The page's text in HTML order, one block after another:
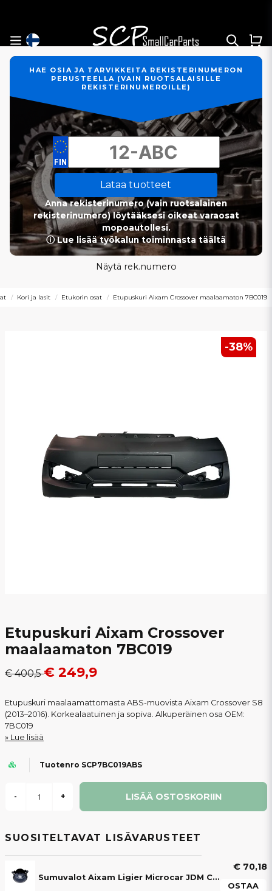
HAE OSIA JA TARVIKKEITA REKISTERINUMERON
PERUSTEELLA (VAIN RUOTSALAISILLE
REKISTERINUMEROILLE)
Lataa tuotteet
Anna rekisterinumero (vain ruotsalainen
rekisterinumero) löytääksesi oikeat varaosat
mopoautollesi.
ⓘ Lue lisää työkalun toiminnasta täältä
Näytä rek.numero
Kori ja lasit Etukorin osat Etupuskuri Aixam Crossover maalaamaton 7BC019
-38%
Etupuskuri Aixam Crossover
maalaamaton 7BC019
€ 400,5€ 249,9
Etupuskuri maalaamattomasta ABS-muovista Aixam Crossover S8
(2013–2016). Korkealaatuinen ja sopiva. Alkuperäinen osa OEM:
7BC019
Lue lisää
Tuotenro SCP7BC019ABS
- + LISÄÄ OSTOSKORIIN
SUOSITELTAVAT LISÄVARUSTEET
Sumuvalot Aixam Ligier Microcar JDM Chatenet
€ 70,18
OSTAA